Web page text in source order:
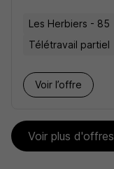
Les Herbiers - 85
Télétravail partiel
Voir l’offre
Voir plus d'offres